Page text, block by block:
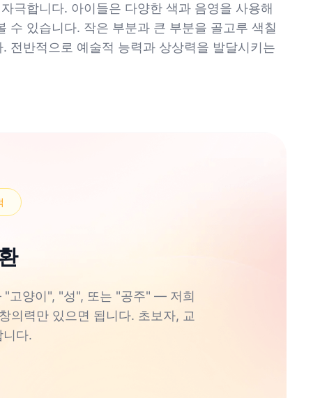
극합니다. 아이들은 다양한 색과 음영을 사용해
수 있습니다. 작은 부분과 큰 부분을 골고루 색칠
전반적으로 예술적 능력과 상상력을 발달시키는
"고양이", "성", 또는 "공주" — 저희
의력만 있으면 됩니다. 초보자, 교
다.